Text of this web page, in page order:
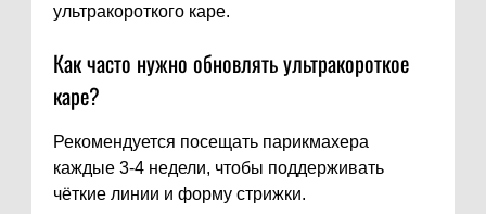
ультракороткого каре.
Как часто нужно обновлять ультракороткое
каре?
Рекомендуется посещать парикмахера
каждые 3-4 недели, чтобы поддерживать
чёткие линии и форму стрижки.